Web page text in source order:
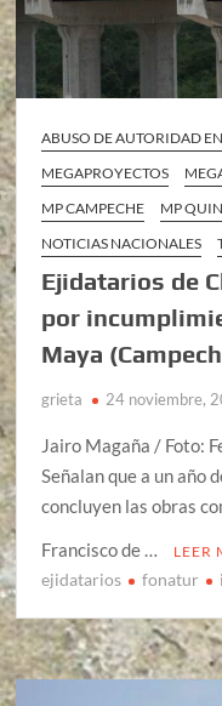
ABUSO DE AUTORIDAD
MEGAPROYECTOS
MP CAMPECHE
MP
NOTICIAS NACIONALES
Ejidatarios de
por
Maya
grieta 24 noviembre,
Jairo Magaña / Foto:
Señalan que a un año
concluyen las obras
Francisco de …
LEER
ejidatarios fonatur